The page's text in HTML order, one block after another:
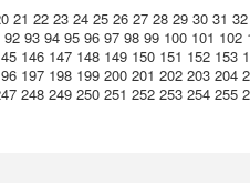
21 22 23 24 25 26 27 28 29 30 31 32
92 93 94 95 96 97 98 99 100 101 102
146 147 148 149 150 151 152 153
197 198 199 200 201 202 203 204
248 249 250 251 252 253 254 255